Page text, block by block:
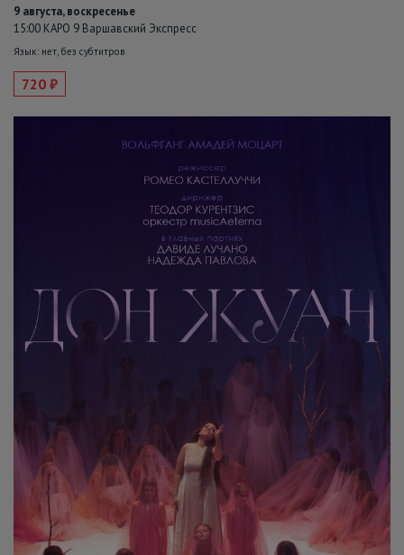
9 августа, воскресенье
15:00 КАРО 9 Варшавский Экспресс
Язык: нет, без субтитров
720 ₽